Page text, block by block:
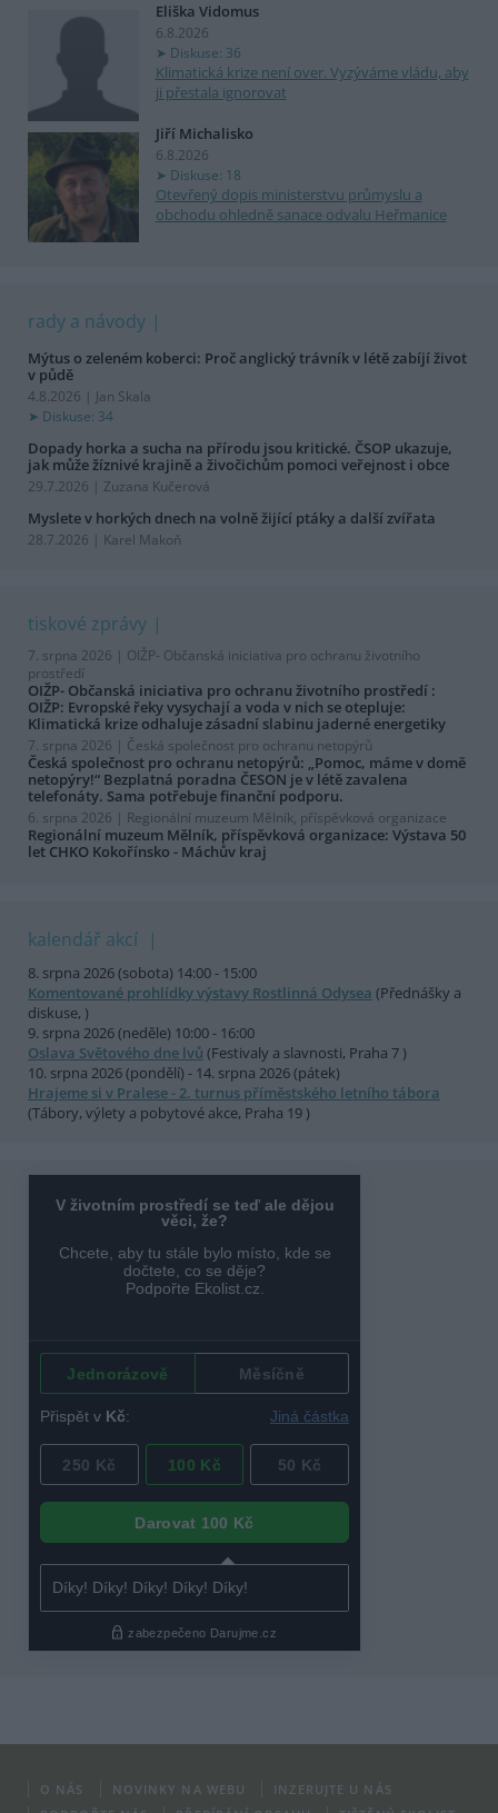
Eliška Vidomus
6.8.2026
Diskuse: 36
Klimatická krize není over. Vyzýváme vládu, aby
ji přestala ignorovat
Jiří Michalisko
6.8.2026
Diskuse: 18
Otevřený dopis ministerstvu průmyslu a
obchodu ohledně sanace odvalu Heřmanice
rady a návody
Mýtus o zeleném koberci: Proč anglický trávník v létě zabíjí život
v půdě
4.8.2026 | Jan Skala
Diskuse: 34
Dopady horka a sucha na přírodu jsou kritické. ČSOP ukazuje,
jak může žíznivé krajině a živočichům pomoci veřejnost i obce
29.7.2026 | Zuzana Kučerová
Myslete v horkých dnech na volně žijící ptáky a další zvířata
28.7.2026 | Karel Makoň
tiskové zprávy
7. srpna 2026 | OIŽP- Občanská iniciativa pro ochranu životního
prostředí
OIŽP- Občanská iniciativa pro ochranu životního prostředí :
OIŽP: Evropské řeky vysychají a voda v nich se otepluje:
Klimatická krize odhaluje zásadní slabinu jaderné energetiky
7. srpna 2026 | Česká společnost pro ochranu netopýrů
Česká společnost pro ochranu netopýrů: „Pomoc, máme v domě
netopýry!“ Bezplatná poradna ČESON je v létě zavalena
telefonáty. Sama potřebuje finanční podporu.
6. srpna 2026 | Regionální muzeum Mělník, příspěvková organizace
Regionální muzeum Mělník, příspěvková organizace: Výstava 50
let CHKO Kokořínsko - Máchův kraj
kalendář akcí
8. srpna 2026 (sobota) 14:00 - 15:00
Komentované prohlídky výstavy Rostlinná Odysea (Přednášky a
diskuse, )
9. srpna 2026 (neděle) 10:00 - 16:00
Oslava Světového dne lvů (Festivaly a slavnosti, Praha 7 )
10. srpna 2026 (pondělí) - 14. srpna 2026 (pátek)
Hrajeme si v Pralese - 2. turnus příměstského letního tábora
(Tábory, výlety a pobytové akce, Praha 19 )
O NÁS NOVINKY NA WEBU
INZERUJTE U NÁS